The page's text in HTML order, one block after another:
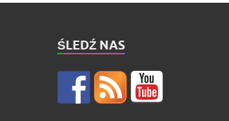
ŚLEDŹ NAS